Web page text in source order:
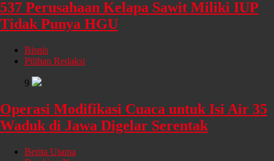
537 Perusahaan Kelapa Sawit Miliki IUP
Tidak Punya HGU
Bisnis
Pilihan Redaksi
9
Operasi Modifikasi Cuaca untuk Isi Air 35
Waduk di Jawa Digelar Serentak
Berita Utama